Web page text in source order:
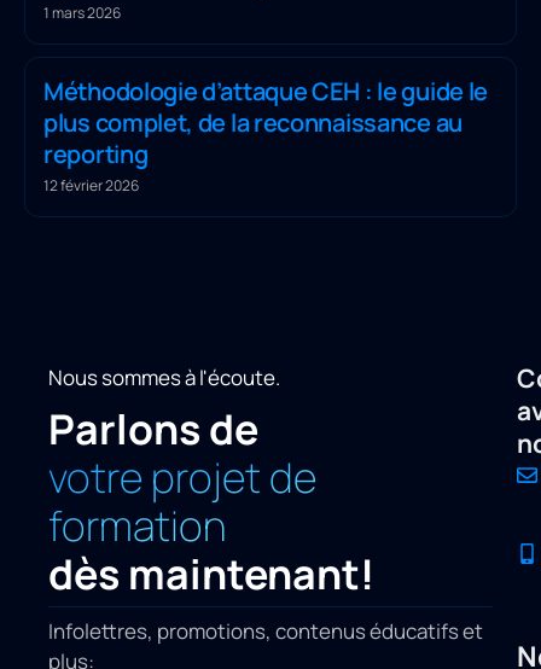
1 mars 2026
Méthodologie d’attaque CEH : le guide le
plus complet, de la reconnaissance au
reporting
12 février 2026
Nous sommes à l'écoute.
Parlons de
votre projet de
formation
dès maintenant!
Infolettres, promotions, contenus éducatifs et
plus: